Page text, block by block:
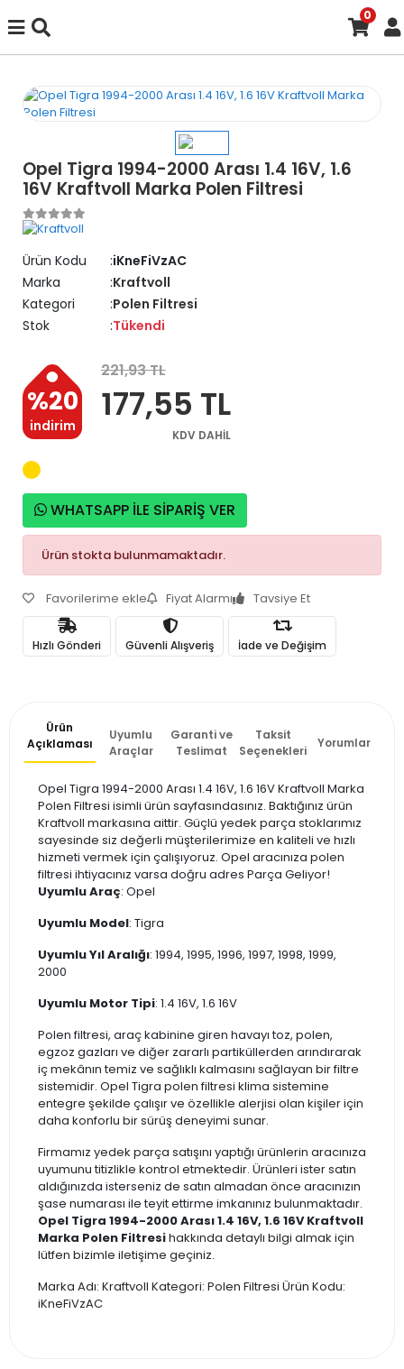
0
Opel Tigra 1994-2000 Arası 1.4 16V, 1.6
16V Kraftvoll Marka Polen Filtresi
Ürün Kodu
iKneFiVzAC
Marka
Kraftvoll
Kategori
Polen Filtresi
Stok
Tükendi
%20
indirim
221,93 TL
177,55 TL
KDV DAHİL
WHATSAPP İLE SİPARİŞ VER
Ürün stokta bulunmamaktadır.
Favorilerime ekle Fiyat Alarmı Tavsiye Et
Hızlı Gönderi Güvenli Alışveriş İade ve Değişim
Ürün
Açıklaması
Uyumlu
Araçlar
Garanti ve
Teslimat
Taksit
Seçenekleri
Yorumlar
Opel Tigra 1994-2000 Arası 1.4 16V, 1.6 16V Kraftvoll Marka
Polen Filtresi isimli ürün sayfasındasınız. Baktığınız ürün
Kraftvoll markasına aittir. Güçlü yedek parça stoklarımız
sayesinde siz değerli müşterilerimize en kaliteli ve hızlı
hizmeti vermek için çalışıyoruz. Opel aracınıza polen
filtresi ihtiyacınız varsa doğru adres Parça Geliyor!
Uyumlu Araç: Opel
Uyumlu Model: Tigra
Uyumlu Yıl Aralığı: 1994, 1995, 1996, 1997, 1998, 1999,
2000
Uyumlu Motor Tipi: 1.4 16V, 1.6 16V
Polen filtresi, araç kabinine giren havayı toz, polen,
egzoz gazları ve diğer zararlı partiküllerden arındırarak
iç mekânın temiz ve sağlıklı kalmasını sağlayan bir filtre
sistemidir. Opel Tigra polen filtresi klima sistemine
entegre şekilde çalışır ve özellikle alerjisi olan kişiler için
daha konforlu bir sürüş deneyimi sunar.
Firmamız yedek parça satışını yaptığı ürünlerin aracınıza
uyumunu titizlikle kontrol etmektedir. Ürünleri ister satın
aldığınızda isterseniz de satın almadan önce aracınızın
şase numarası ile teyit ettirme imkanınız bulunmaktadır.
Opel Tigra 1994-2000 Arası 1.4 16V, 1.6 16V Kraftvoll
Marka Polen Filtresihakkında detaylı bilgi almak için
lütfen bizimle iletişime geçiniz.
Marka Adı: Kraftvoll Kategori: Polen Filtresi Ürün Kodu:
iKneFiVzAC